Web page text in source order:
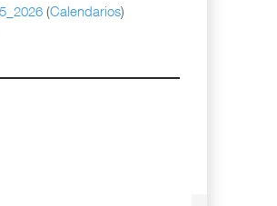
(Calendarios)